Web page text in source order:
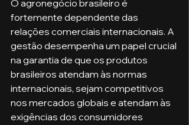
O agronegócio brasileiro é
fortemente dependente das
relações comerciais internacionais. A
gestão desempenha um papel crucial
na garantia de que os produtos
brasileiros atendam às normas
internacionais, sejam competitivos
nos mercados globais e atendam às
exigências dos consumidores